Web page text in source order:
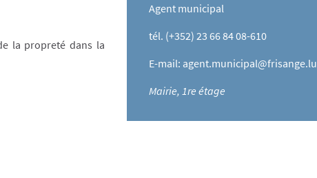
la propreté dans la
Agent municipal
tél. (+352) 23 66 84 08-610
E-mail: agent.municipal@frisange.lu
Mairie, 1re étage